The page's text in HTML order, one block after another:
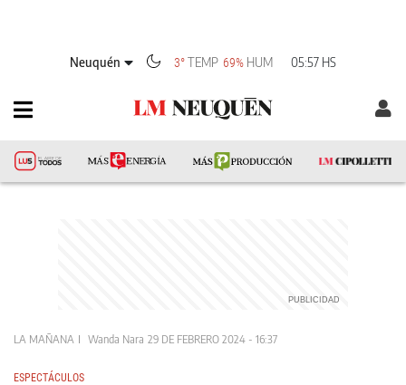
Neuquén 3°TEMP 69% HUM 05:57 HS
LA MAÑANA Wanda Nara 29 DE FEBRERO 2024 - 16:37
ESPECTÁCULOS